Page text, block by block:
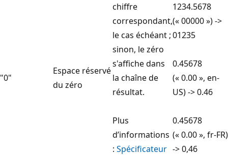
"0"
Espace réservé
du zéro
chiffre
correspondant,
le cas échéant ;
sinon, le zéro
s'affiche dans
la chaîne de
résultat.
Plus
d’informations
: Spécificateur
1234.5678
(« 00000 ») ->
01235
0.45678
(« 0.00 », en-
US) -> 0.46
0.45678
(« 0.00 », fr-FR)
-> 0,46